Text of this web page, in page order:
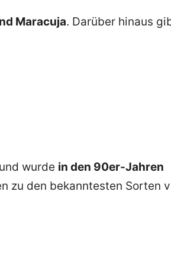
Maracuja. Darüber hinaus
und wurde in den 90er-Jahren
zu den bekanntesten Sorten